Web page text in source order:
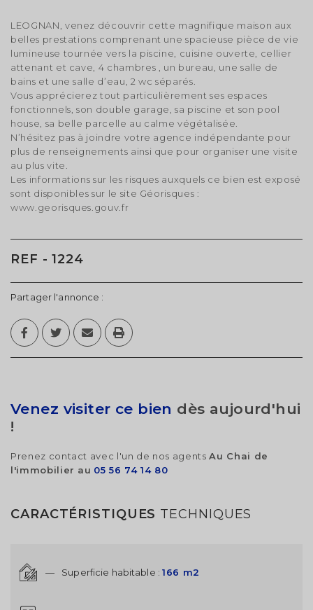
LEOGNAN, venez découvrir cette magnifique maison aux
belles prestations comprenant une spacieuse pièce de vie
lumineuse tournée vers la piscine, cuisine ouverte, cellier
attenant et cave, 4 chambres , un bureau, une salle de
bains et une salle d’eau, 2 wc séparés.
Vous apprécierez tout particulièrement ses espaces
fonctionnels, son double garage, sa piscine et son pool
house, sa belle parcelle au calme végétalisée.
N’hésitez pas à joindre votre agence indépendante pour
plus de renseignements ainsi que pour organiser une visite
au plus vite.
Les informations sur les risques auxquels ce bien est exposé
sont disponibles sur le site Géorisques :
www.georisques.gouv.fr
REF - 1224
Partager l'annonce :
Venez visiter ce bien dès aujourd'hui
!
Prenez contact avec l'un de nos agents Au Chai de
l'immobilier au 05 56 74 14 80
CARACTÉRISTIQUES TECHNIQUES
— Superficie habitable :166 m2